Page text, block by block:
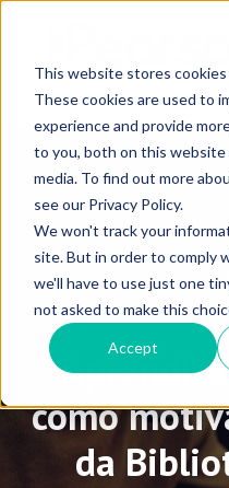
This website stores
These cookies are used to
experience and provide
to you, both on this
media. To find out more
see our Privacy Policy.
We won't track your
site. But in order to comply
we'll have to use just one
not asked to make this
Accept
Plataformas
como
da